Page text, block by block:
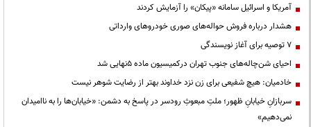
آمریکا و اسرائیل سامانه «پیکان» را آزمایش کردند
هشدار درباره فروش حواله‌های صوری خودروهای وارداتی
۷ توصیه برای آغاز نویسندگی
احیای شن‌چاله‌های جنوب تهران درکمیسیون ماده ۵نهایی شد
خادمیان: هیچ شفیعی برای زن نزد خداوند بهتر از رضایت شوهر نیست
سربازانِ خیابانِ ظهور؛ ملتِ مبعوثِ رودسر در پاسخ به دشمن: «خیابان‌ها را به ناامیدان
نمی‌دهیم»